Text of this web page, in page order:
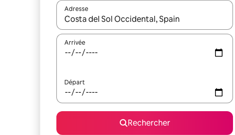
Adresse
Lorsque les résultats s'affichent, utilisez les flèches
Arrivée
Départ
Rechercher